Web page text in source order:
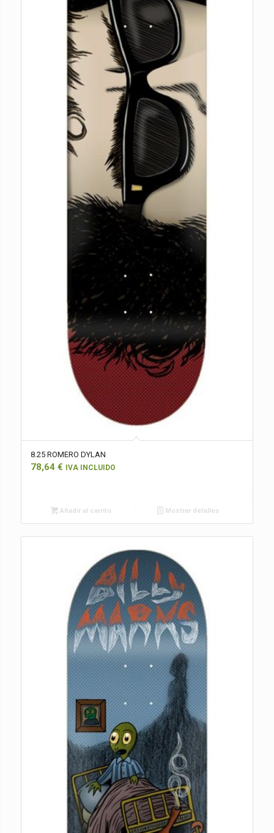
8.25 ROMERO DYLAN
78,64 € IVA INCLUIDO
Añadir al carrito Mostrar detalles